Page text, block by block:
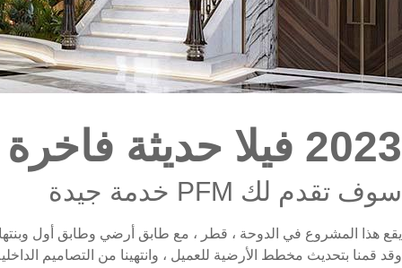
2023 فيلا حديثة فاخرة
سوف تقدم لك PFM خدمة جيدة
وقد قمنا بتحديث مخطط الأرضية للعميل ، وانتهينا من التصاميم